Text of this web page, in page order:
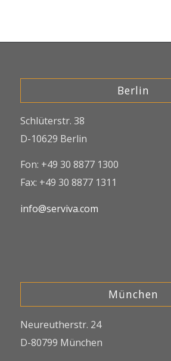
Berlin
Schlüterstr. 38
D-10629 Berlin
Fon: +49 30 8877 1300
Fax: +49 30 8877 1311
info@serviva.com
München
Neureutherstr. 24
D-80799 München